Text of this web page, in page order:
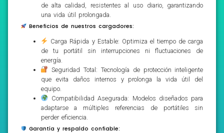
de alta calidad, resistentes al uso diario, garantizando
una vida útil prolongada.
Beneficios de nuestros cargadores:
Carga Rápida y Estable: Optimiza el tiempo de carga
de tu portátil sin interrupciones ni fluctuaciones de
energía.
Seguridad Total: Tecnología de protección inteligente
que evita daños internos y prolonga la vida útil del
equipo.
Compatibilidad Asegurada: Modelos diseñados para
adaptarse a múltiples referencias de portátiles sin
perder eficiencia.
Garantía y respaldo confiable: